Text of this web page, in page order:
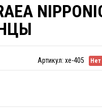
Нет
Артикул: xe-405